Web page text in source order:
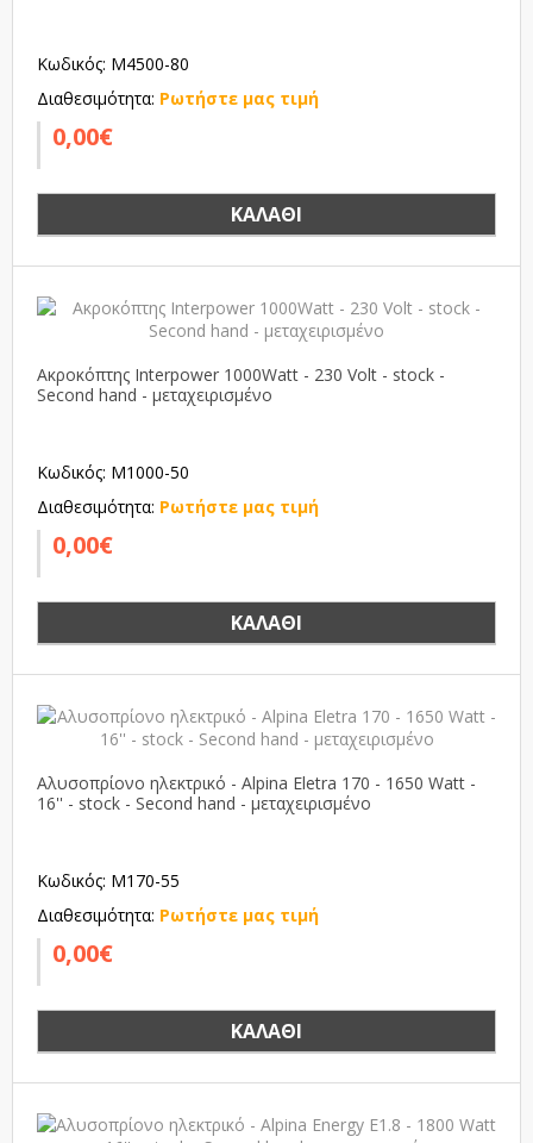
Κωδικός: M4500-80
Διαθεσιμότητα: Ρωτήστε μας τιμή
0,00€
ΚΑΛΆΘΙ
Ακροκόπτης Interpower 1000Watt - 230 Volt - stock -
Second hand - μεταχειρισμένο
Κωδικός: M1000-50
Διαθεσιμότητα: Ρωτήστε μας τιμή
0,00€
ΚΑΛΆΘΙ
Αλυσοπρίονο ηλεκτρικό - Alpina Eletra 170 - 1650 Watt -
16'' - stock - Second hand - μεταχειρισμένο
Κωδικός: M170-55
Διαθεσιμότητα: Ρωτήστε μας τιμή
0,00€
ΚΑΛΆΘΙ